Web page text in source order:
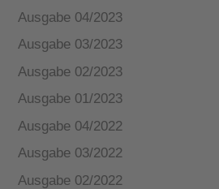
Ausgabe 04/2023
Ausgabe 03/2023
Ausgabe 02/2023
Ausgabe 01/2023
Ausgabe 04/2022
Ausgabe 03/2022
Ausgabe 02/2022